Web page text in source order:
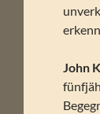
John